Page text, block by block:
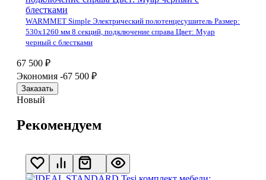
WARMMET Simple Электрический полотенцесушитель Размер:
530х1260 мм 8 секций, подключение справа Цвет: Муар
черный с блестками
67 500 ₽
Экономия -67 500 ₽
Заказать
Новый
Рекомендуем